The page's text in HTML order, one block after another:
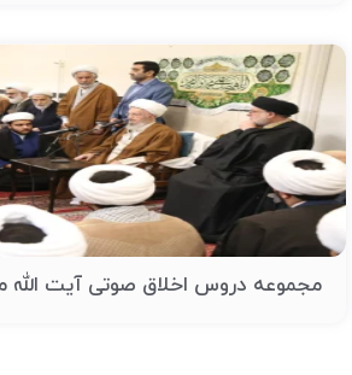
مجموعه دروس اخلاق صوتی آیت الله